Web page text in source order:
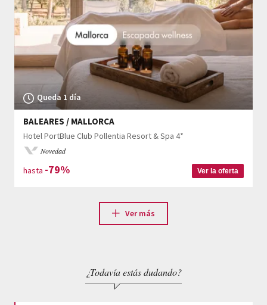
Queda 1 día
BALEARES / MALLORCA
Hotel PortBlue Club Pollentia Resort & Spa 4*
Novedad
hasta -79% Ver la oferta
Ver más
¿Todavía estás dudando?